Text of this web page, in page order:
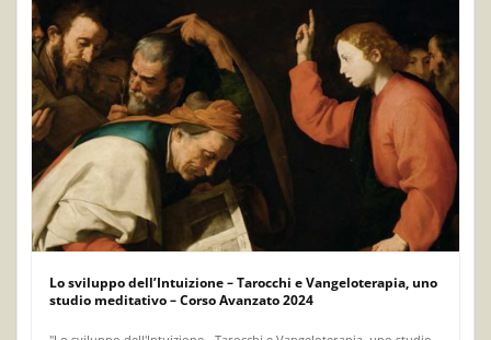
Lo sviluppo dell’Intuizione – Tarocchi e Vangeloterapia, uno
studio meditativo – Corso Avanzato 2024